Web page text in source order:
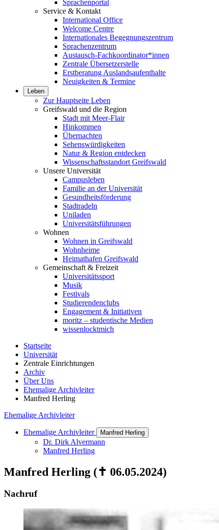
Sprachenportal
Service & Kontakt
International Office
Welcome Centre
Internationales Begegnungszentrum
Sprachenzentrum
Austausch-Fachkoordinator*innen
Zentrale Übersetzerstelle
Erstberatung Auslandsaufenthalte
Neuigkeiten & Termine
Leben
Zur Hauptseite Leben
Greifswald und die Region
Stadt mit Meer-Flair
Hinkommen
Übernachten
Sehenswürdigkeiten
Natur & Region entdecken
Wissenschaftsstandort Greifswald
Unsere Universität
Campusleben
Familie an der Universität
Gesundheitsförderung
Stadtradeln
Uniladen
Universitätsführungen
Wohnen
Wohnen in Greifswald
Wohnheime
Heimathafen Greifswald
Gemeinschaft & Freizeit
Universitätssport
Musik
Festivals
Studierendenclubs
Engagement & Initiativen
moritz – studentische Medien
wissenlocktmich
Startseite
Universität
Zentrale Einrichtungen
Archiv
Über Uns
Ehemalige Archivleiter
Manfred Herling
Ehemalige Archivleiter
Ehemalige Archivleiter Manfred Herling
Dr. Dirk Alvermann
Manfred Herling
Manfred Herling (✝ 06.05.2024)
Nachruf